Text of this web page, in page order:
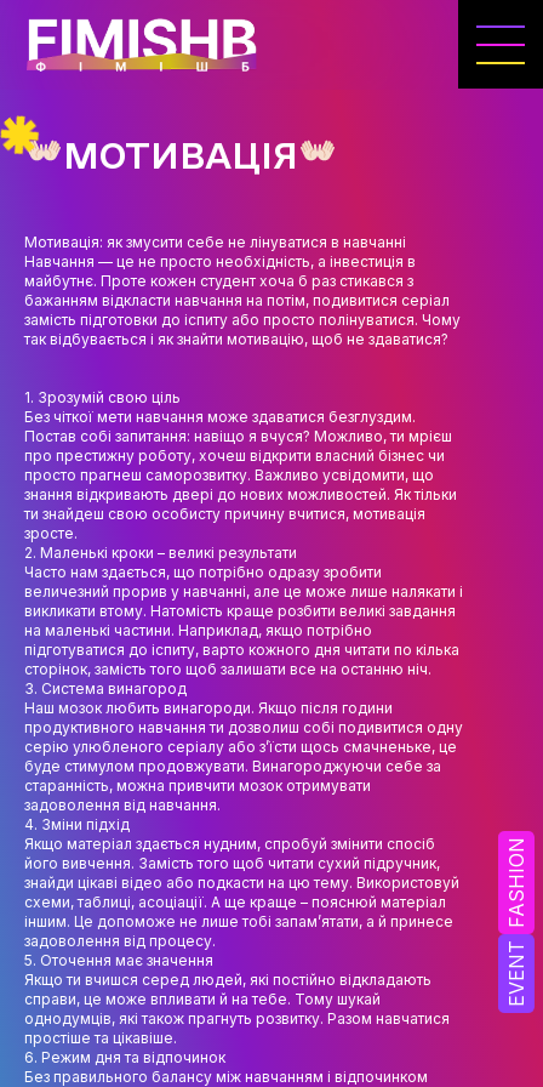
EVENT
FASHION
ГОЛОВНА
ІНДУСТРІЇ ДОЗВІЛЛЯ
МЕТА, ЗАВДАННЯ ТА ІСТОРІЯ КАФЕДРИ
ОСВІТНЯ ДІЯЛЬНІСТЬ
ОСВІТНІ ПРОГРАМИ
СИЛАБУСИ
НАУКА
НАПРЯМИ ДОСЛІДЖЕНЬ
НАУК.РОБОТА СТУДЕНТІВ
ВИДАВНИЧА ДІЯЛЬНІСТЬ
КОНФЕРЕНЦІЇ, СЕМІНАРИ
ПІДВИЩЕННЯ КВАЛІФІКАЦІЇ
ЯКІСТЬ ОСВІТИ
АКАДЕМІЧНА ДОБРОЧЕСНІСТЬ
АКАДЕМІЧНА МОБІЛЬНІСТЬ
СПІВПРАЦЯ
КАФЕДРА ФЕШН ТА ШОУ-БІЗНЕСУ
МЕТА, ЗАВДАННЯ ТА ІСТОРІЯ КАФЕДРИ
ВИКЛАДАЦЬКИЙ СКЛАД
МОТИВАЦІЯ
Мотивація: як змусити себе не лінуватися в навчанні
Навчання — це не просто необхідність, а інвестиція в
майбутнє. Проте кожен студент хоча б раз стикався з
бажанням відкласти навчання на потім, подивитися серіал
замість підготовки до іспиту або просто полінуватися. Чому
так відбувається і як знайти мотивацію, щоб не здаватися?
1. Зрозумій свою ціль
Без чіткої мети навчання може здаватися безглуздим.
Постав собі запитання: навіщо я вчуся? Можливо, ти мрієш
про престижну роботу, хочеш відкрити власний бізнес чи
просто прагнеш саморозвитку. Важливо усвідомити, що
знання відкривають двері до нових можливостей. Як тільки
ти знайдеш свою особисту причину вчитися, мотивація
зросте.
2. Маленькі кроки – великі результати
Часто нам здається, що потрібно одразу зробити
величезний прорив у навчанні, але це може лише налякати і
викликати втому. Натомість краще розбити великі завдання
на маленькі частини. Наприклад, якщо потрібно
підготуватися до іспиту, варто кожного дня читати по кілька
сторінок, замість того щоб залишати все на останню ніч.
3. Система винагород
Наш мозок любить винагороди. Якщо після години
продуктивного навчання ти дозволиш собі подивитися одну
серію улюбленого серіалу або з’їсти щось смачненьке, це
буде стимулом продовжувати. Винагороджуючи себе за
старанність, можна привчити мозок отримувати
задоволення від навчання.
4. Зміни підхід
Якщо матеріал здається нудним, спробуй змінити спосіб
його вивчення. Замість того щоб читати сухий підручник,
знайди цікаві відео або подкасти на цю тему. Використовуй
схеми, таблиці, асоціації. А ще краще – пояснюй матеріал
іншим. Це допоможе не лише тобі запам’ятати, а й принесе
задоволення від процесу.
5. Оточення має значення
Якщо ти вчишся серед людей, які постійно відкладають
справи, це може впливати й на тебе. Тому шукай
однодумців, які також прагнуть розвитку. Разом навчатися
простіше та цікавіше.
6. Режим дня та відпочинок
Без правильного балансу між навчанням і відпочинком